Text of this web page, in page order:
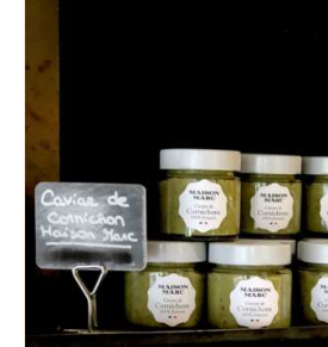
AJOUTER AU PANIER
DÉTAILS